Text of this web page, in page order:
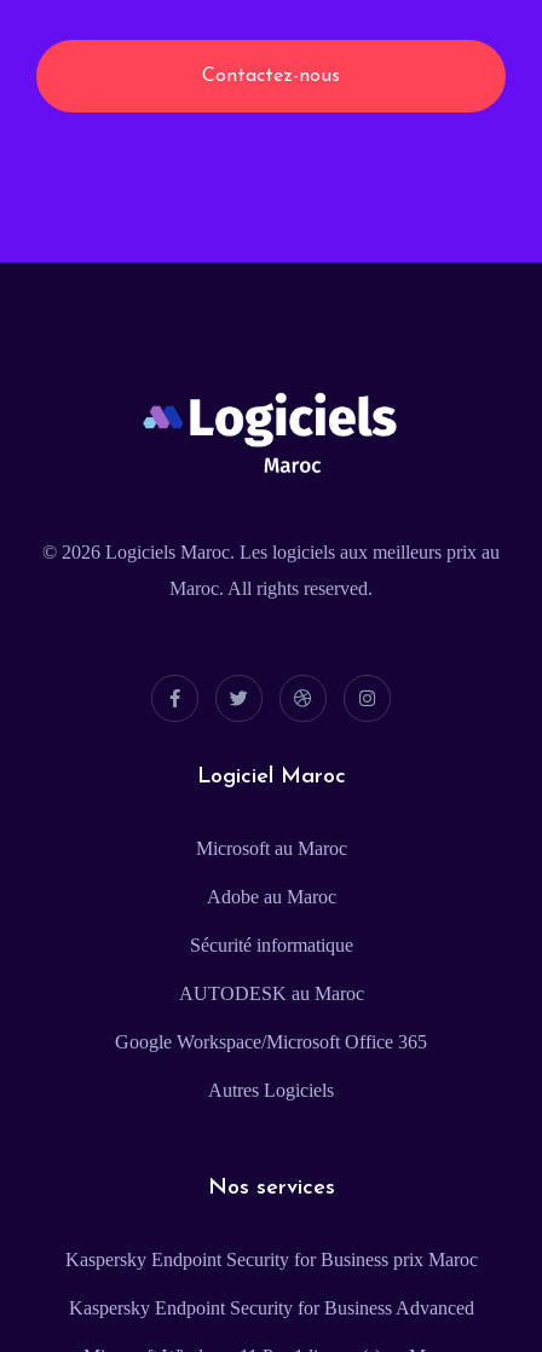
Contactez-nous
© 2026 Logiciels Maroc. Les logiciels aux meilleurs prix au
Maroc. All rights reserved.
Logiciel Maroc
Microsoft au Maroc
Adobe au Maroc
Sécurité informatique
AUTODESK au Maroc
Google Workspace/Microsoft Office 365
Autres Logiciels
Nos services
Kaspersky Endpoint Security for Business prix Maroc
Kaspersky Endpoint Security for Business Advanced